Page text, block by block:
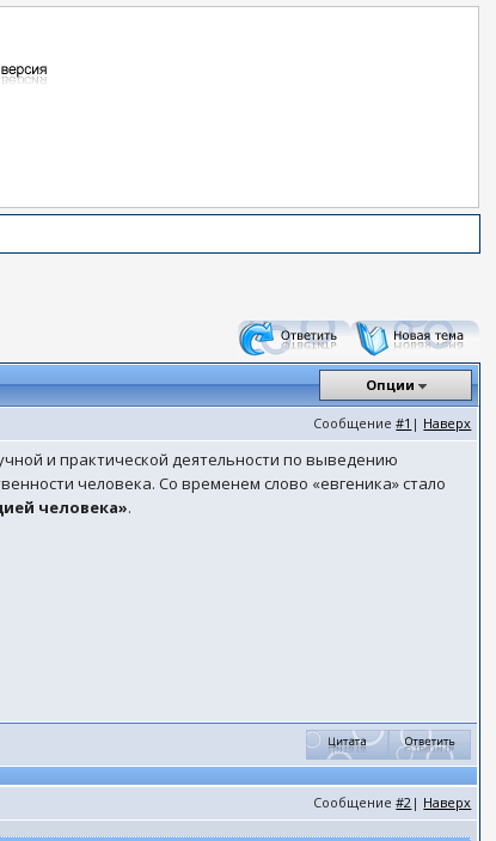
Опции
Сообщение#1 | Наверх
и практической деятельности по выведению
человека. Со временем слово «евгеника» стало
человека».
Сообщение#2 | Наверх